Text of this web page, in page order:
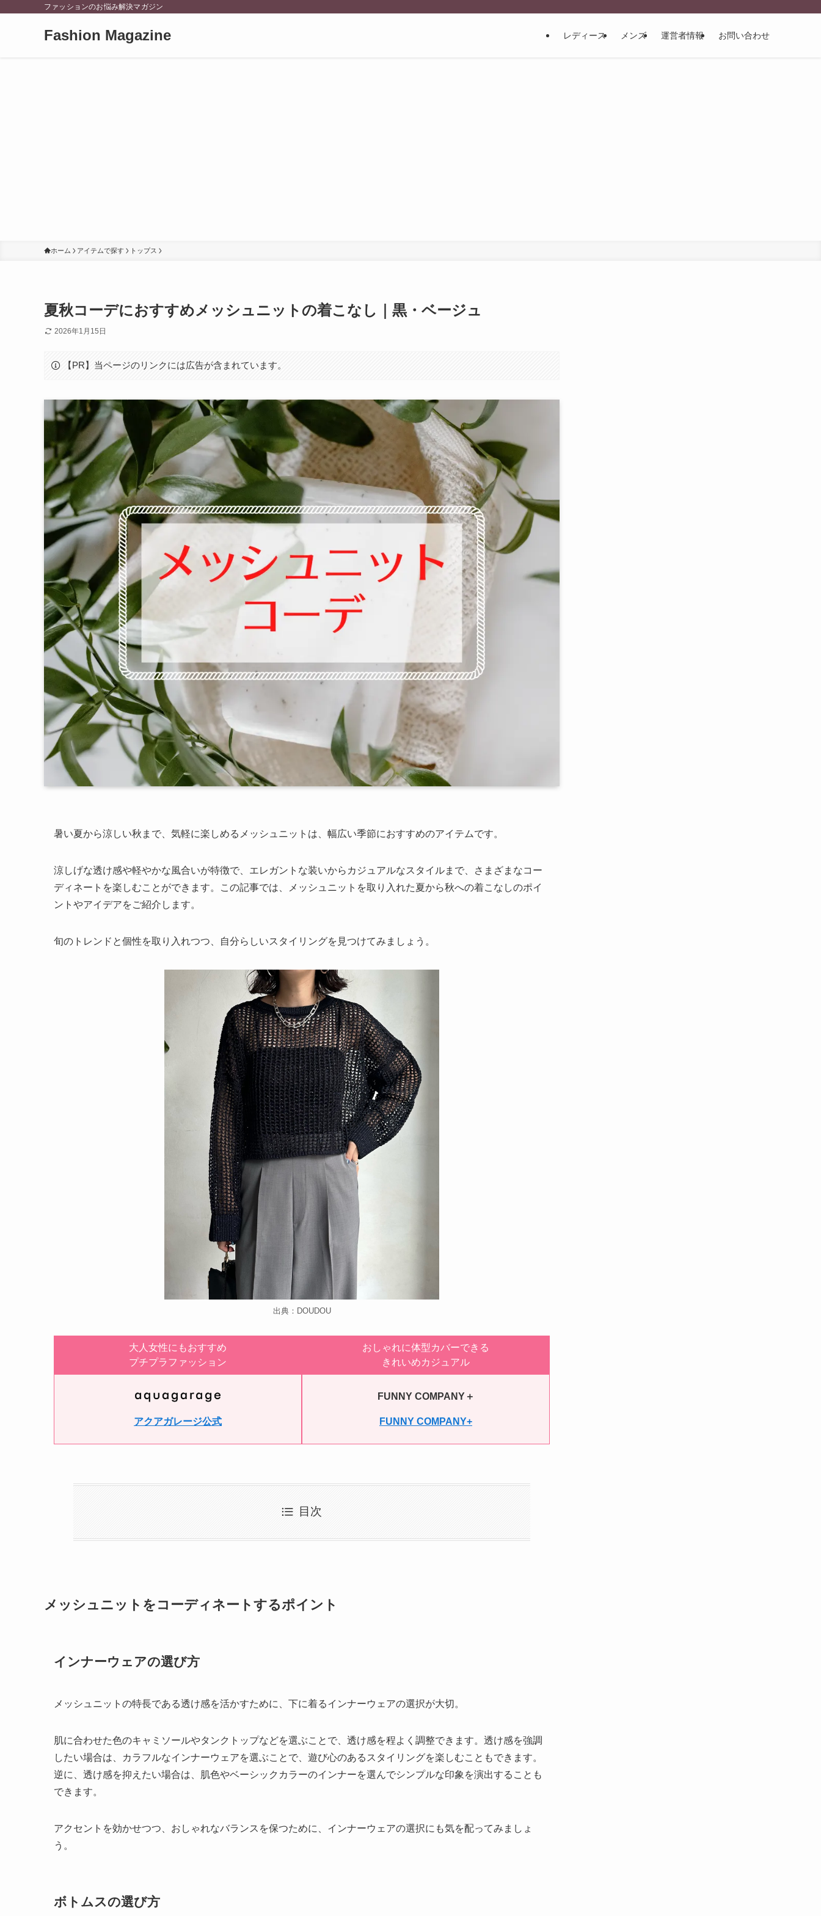
ファッションのお悩み解決マガジン
Fashion Magazine レディース メンズ 運営者情報 お問い合わせ
ホーム アイテムで探す トップス
夏秋コーデにおすすめメッシュニットの着こなし｜黒・ベージュ
2026年1月15日
【PR】当ページのリンクには広告が含まれています。
暑い夏から涼しい秋まで、気軽に楽しめるメッシュニットは、幅広い季節におすすめのアイテムです。
涼しげな透け感や軽やかな風合いが特徴で、エレガントな装いからカジュアルなスタイルまで、さまざまなコー
ディネートを楽しむことができます。この記事では、メッシュニットを取り入れた夏から秋への着こなしのポイ
ントやアイデアをご紹介します。
旬のトレンドと個性を取り入れつつ、自分らしいスタイリングを見つけてみましょう。
出典：DOUDOU
大人女性にもおすすめ
プチプラファッション
アクアガレージ公式
おしゃれに体型カバーできる
きれいめカジュアル
FUNNY COMPANY＋
FUNNY COMPANY+
目次
メッシュニットをコーディネートするポイント
インナーウェアの選び方
メッシュニットの特長である透け感を活かすために、下に着るインナーウェアの選択が大切。
肌に合わせた色のキャミソールやタンクトップなどを選ぶことで、透け感を程よく調整できます。透け感を強調
したい場合は、カラフルなインナーウェアを選ぶことで、遊び心のあるスタイリングを楽しむこともできます。
逆に、透け感を抑えたい場合は、肌色やベーシックカラーのインナーを選んでシンプルな印象を演出することも
できます。
アクセントを効かせつつ、おしゃれなバランスを保つために、インナーウェアの選択にも気を配ってみましょ
う。
ボトムスの選び方